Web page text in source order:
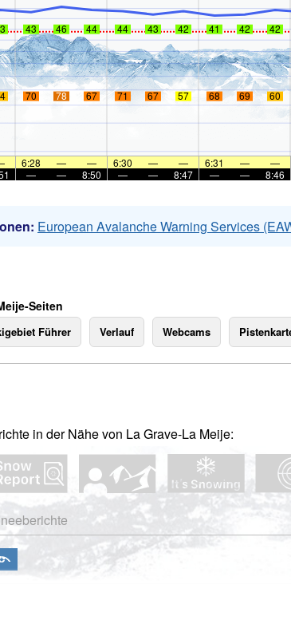
43 46 44 44 43 42 41 42 42
70 78 67 71 67 57 68 69 60
6:28 — — 6:30 — — 6:31 — —
— — 8:50 — — 8:47 — — 8:46
European Avalanche Warning Services
Seiten
Führer Verlauf Webcams
in der Nähe von La Grave-La Meije: